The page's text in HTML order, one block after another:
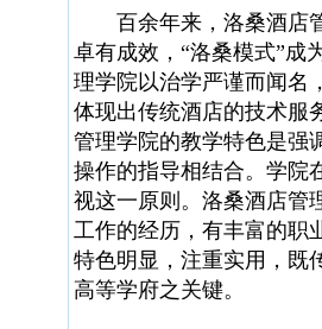
百余年来，洛桑酒店管
卓有成效，“洛桑模式”成
理学院以治学严谨而闻名
体现出传统酒店的技术服
管理学院的教学特色是强
操作的指导相结合。学院
视这一原则。洛桑酒店管
工作的经历，有丰富的职
特色明显，注重实用，既
高等学府之关键。